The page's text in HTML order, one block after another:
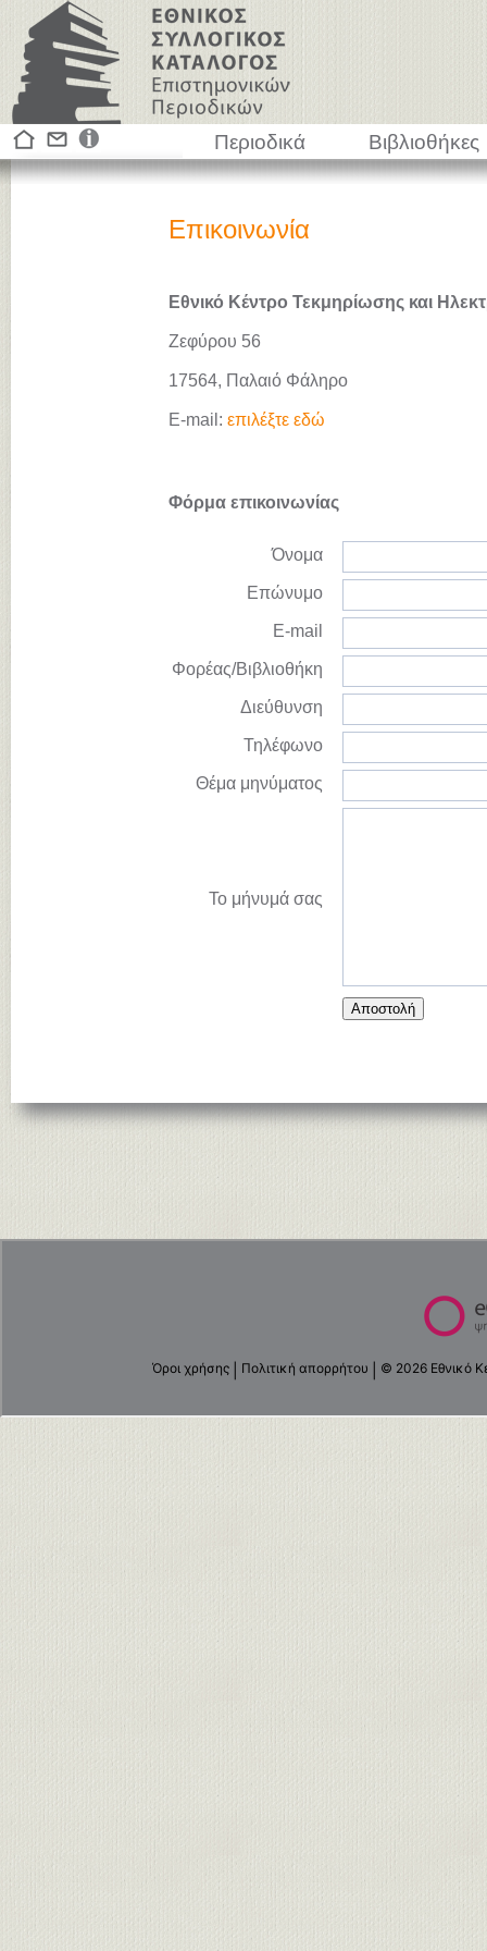
Περιοδικά Βιβλιοθήκες
Επικοινωνία
Εθνικό Κέντρο Τεκμηρίωσης και
Ζεφύρου 56
17564, Παλαιό Φάληρο
E-mail: επιλέξτε εδώ
Φόρμα επικοινωνίας
Όνομα
Επώνυμο
E-mail
Φορέας/Βιβλιοθήκη
Διεύθυνση
Τηλέφωνο
Θέμα μηνύματος
Το μήνυμά σας
Αποστολή